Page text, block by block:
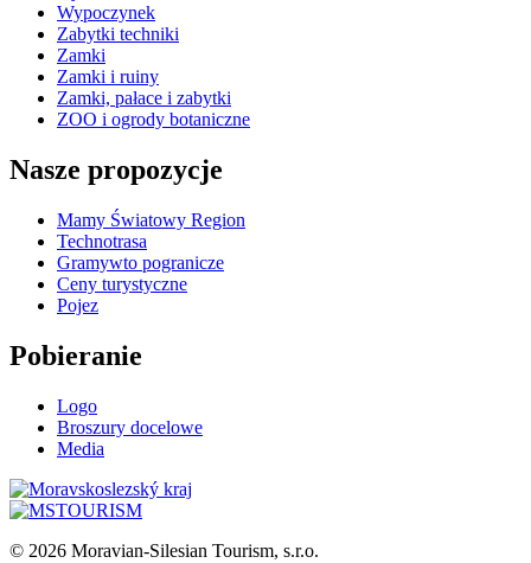
Wypoczynek
Zabytki techniki
Zamki
Zamki i ruiny
Zamki, pałace i zabytki
ZOO i ogrody botaniczne
Nasze propozycje
Mamy Światowy Region
Technotrasa
Gramywto pogranicze
Ceny turystyczne
Pojez
Pobieranie
Logo
Broszury docelowe
Media
© 2026 Moravian-Silesian Tourism, s.r.o.